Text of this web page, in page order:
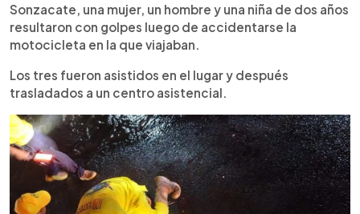
Sonzacate, una mujer, un hombre y una niña de dos años
resultaron con golpes luego de accidentarse la
motocicleta en la que viajaban.
Los tres fueron asistidos en el lugar y después
trasladados a un centro asistencial.